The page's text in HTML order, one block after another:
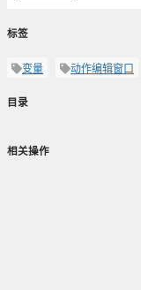
标签
变量 动作编辑窗口
目录
相关操作